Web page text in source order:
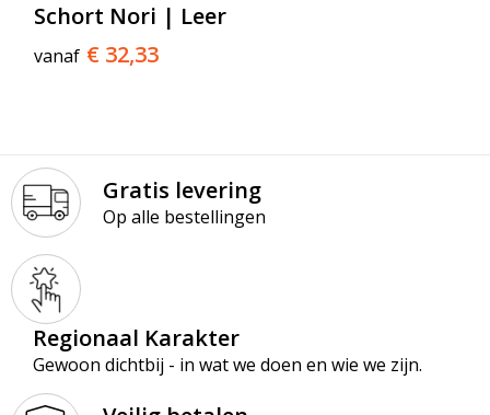
Schort Nori | Leer
vanaf € 32,33
Gratis levering
Op alle bestellingen
Regionaal Karakter
Gewoon dichtbij - in wat we doen en wie we zijn.